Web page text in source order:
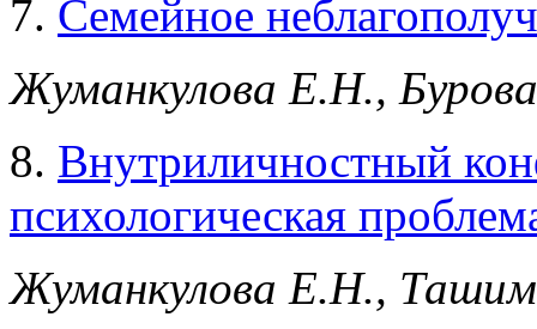
7. Семейное
Жуманкулова Е.Н.,
8. Внутриличностный
психологическая
Жуманкулова Е.Н.,